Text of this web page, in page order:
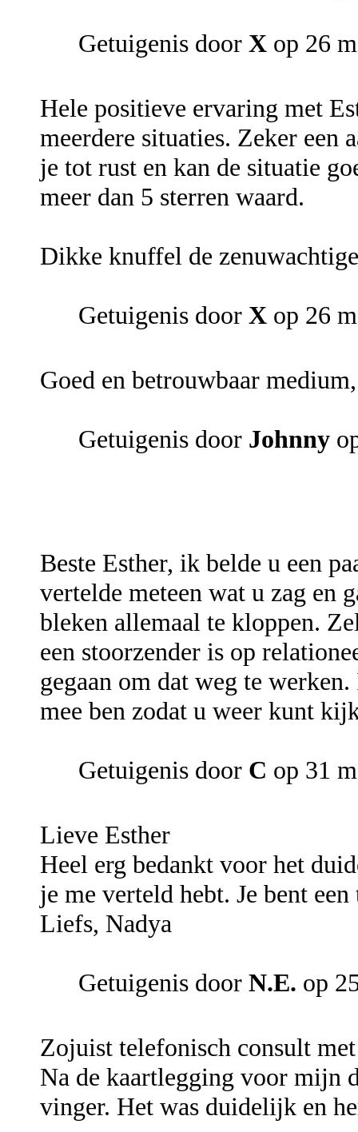
Getuigenis door X op 26
Hele positieve ervaring met
meerdere situaties. Zeker een
je tot rust en kan de situatie
meer dan 5 sterren waard.
Dikke knuffel de
Getuigenis door X op 26
Goed en betrouwbaar
Getuigenis door Johnny
Beste Esther, ik belde u een
vertelde meteen wat u zag en
bleken allemaal te kloppen.
een stoorzender is op
gegaan om dat weg te
mee ben zodat u weer kunt
Getuigenis door C op 31
Lieve Esther
Heel erg bedankt voor het
je me verteld hebt. Je bent een
Liefs, Nadya
Getuigenis door N.E. op
Zojuist telefonisch consult
Na de kaartlegging voor mijn
vinger. Het was duidelijk en